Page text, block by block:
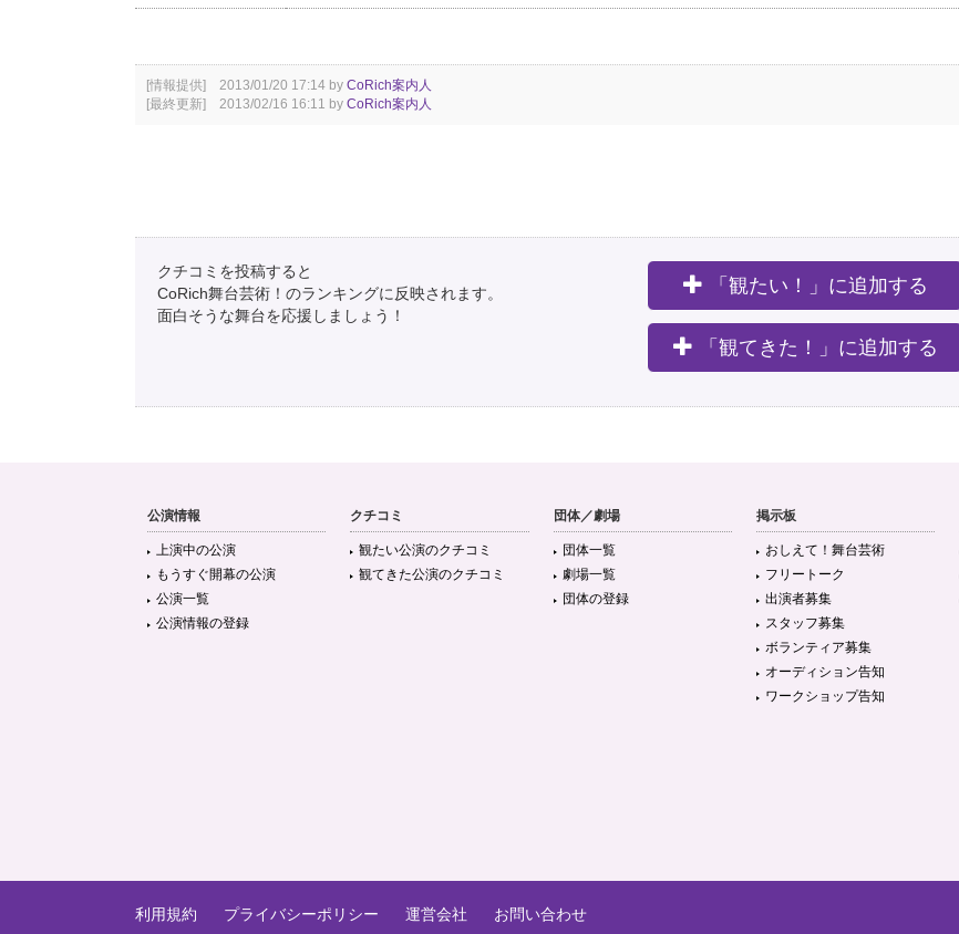
[情報提供] 2013/01/20 17:14 by CoRich案内人
[最終更新] 2013/02/16 16:11 by CoRich案内人
クチコミを投稿すると
CoRich舞台芸術！のランキングに反映されます。
面白そうな舞台を応援しましょう！
「観たい！」に追加する
「観てきた！」に追加する
公演情報
上演中の公演
もうすぐ開幕の公演
公演一覧
公演情報の登録
クチコミ
観たい公演のクチコミ
観てきた公演のクチコミ
団体／劇場
団体一覧
劇場一覧
団体の登録
掲示板
おしえて！舞台芸術
フリートーク
出演者募集
スタッフ募集
ボランティア募集
オーディション告知
ワークショップ告知
利用規約 プライバシーポリシー 運営会社 お問い合わせ